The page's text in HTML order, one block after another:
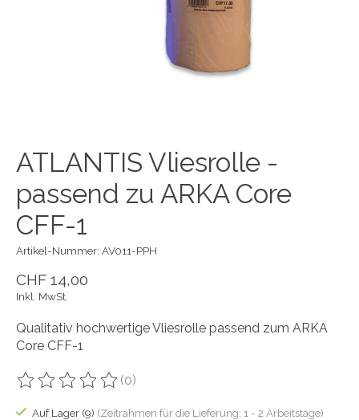
ATLANTIS Vliesrolle -
passend zu ARKA Core
CFF-1
Artikel-Nummer: AV011-PPH
CHF 14,00
Inkl. MwSt.
Qualitativ hochwertige Vliesrolle passend zum ARKA
Core CFF-1
Die Bewertung dieses Produkts ist
(0)
Auf Lager (9) (Zeitrahmen für die Lieferung: 1 - 2 Arbeitstage)